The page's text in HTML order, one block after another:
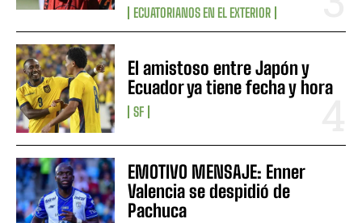
ECUATORIANOS EN EL EXTERIOR
El amistoso entre Japón y
Ecuador ya tiene fecha y hora
SF
EMOTIVO MENSAJE: Enner
Valencia se despidió de
Pachuca